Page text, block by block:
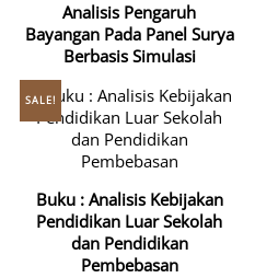
Analisis Pengaruh
Bayangan Pada Panel Surya
Berbasis Simulasi
SALE!
Buku : Analisis Kebijakan
Pendidikan Luar Sekolah
dan Pendidikan
Pembebasan